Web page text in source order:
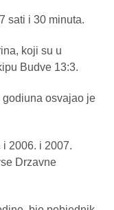
sati i 30 minuta.
koji su u
Budve 13:3.
osvajao je
2006. i 2007.
Drzavne